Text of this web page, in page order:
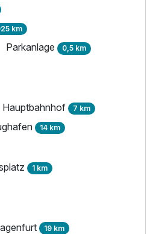
km
Parkanlage 0,5 km
Hauptbahnhof 7 km
14 km
1 km
19 km